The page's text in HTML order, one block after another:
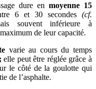
dure en moyenne 15
6 et 30 secondes (cf.
souvent inférieure à
de leur capacité.
varie au cours du temps
;elle peut être réglée grâce à
le côté de la goulotte qui
de l’asphalte.